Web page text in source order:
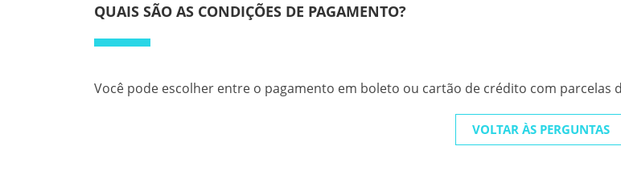
QUAIS SÃO AS CONDIÇÕES DE PAGAMENTO?
Você pode escolher entre o pagamento em boleto ou cartão de crédito com parcelas
VOLTAR ÀS PERGUNTAS